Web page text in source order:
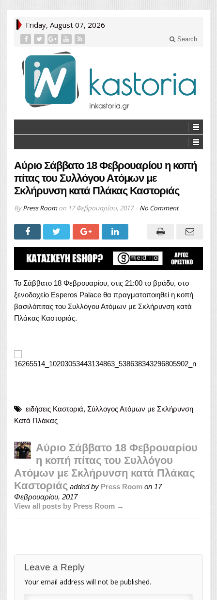
Friday, August 07, 2026
Search
Αύριο Σάββατο 18 Φεβρουαρίου η κοπή
πίτας του Συλλόγου Ατόμων με
Σκλήρυνση κατά Πλάκας Καστοριάς
ByPress Roomon 17 Φεβρουαρίου, 2017 No Comment
Το Σάββατο 18 Φεβρουαρίου, στις 21:00 το βράδυ, στο
ξενοδοχείο Esperos Palace θα πραγματοποιηθεί η κοπή
βασιλόπιτας του Συλλόγου Ατόμων με Σκλήρυνση κατά
Πλάκας Καστοριάς.
ειδήσεις Καστοριά, Σύλλογος Ατόμων με Σκλήρυνση
Κατά Πλάκας
Αύριο Σάββατο 18 Φεβρουαρίου
η κοπή πίτας του Συλλόγου
Ατόμων με Σκλήρυνση κατά Πλάκας
Καστοριάς added by Press Room on 17
Φεβρουαρίου, 2017
View all posts by Press Room →
Leave a Reply
Your email address will not be published.